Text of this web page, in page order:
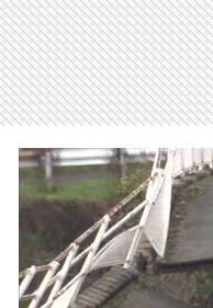
前から 兵庫・加